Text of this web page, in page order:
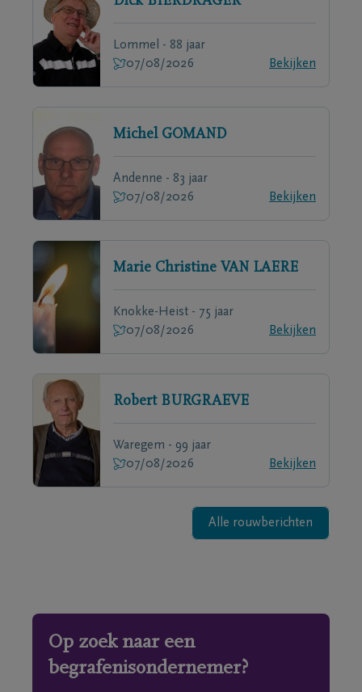
Lommel - 88 jaar
07/08/2026
Bekijken
Michel GOMAND
Andenne - 83 jaar
07/08/2026
Bekijken
Marie Christine VAN LAERE
Knokke-Heist - 75 jaar
07/08/2026
Bekijken
Robert BURGRAEVE
Waregem - 99 jaar
07/08/2026
Bekijken
Alle rouwberichten
Op zoek naar een
begrafenisondernemer?